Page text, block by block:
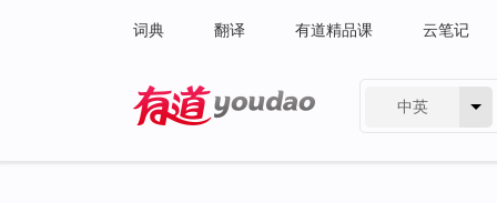
词典 翻译 有道精品课 云笔记
中英